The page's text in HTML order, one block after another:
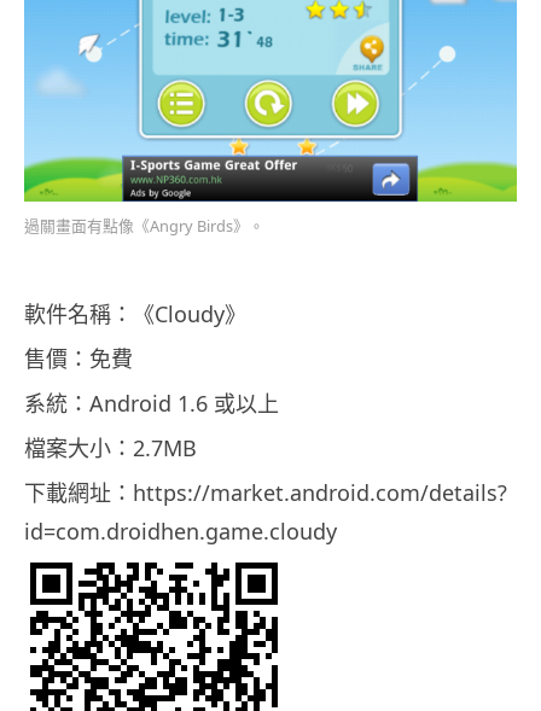
過關畫面有點像《Angry Birds》。
軟件名稱：《Cloudy》
售價：免費
系統：Android 1.6 或以上
檔案大小：2.7MB
下載網址：https://market.android.com/details?
id=com.droidhen.game.cloudy